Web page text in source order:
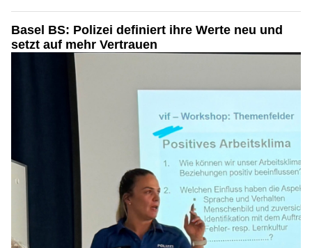
Basel BS: Polizei definiert ihre Werte neu und
setzt auf mehr Vertrauen